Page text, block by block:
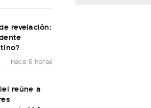
revelación:
Hace 5 horas
reúne a